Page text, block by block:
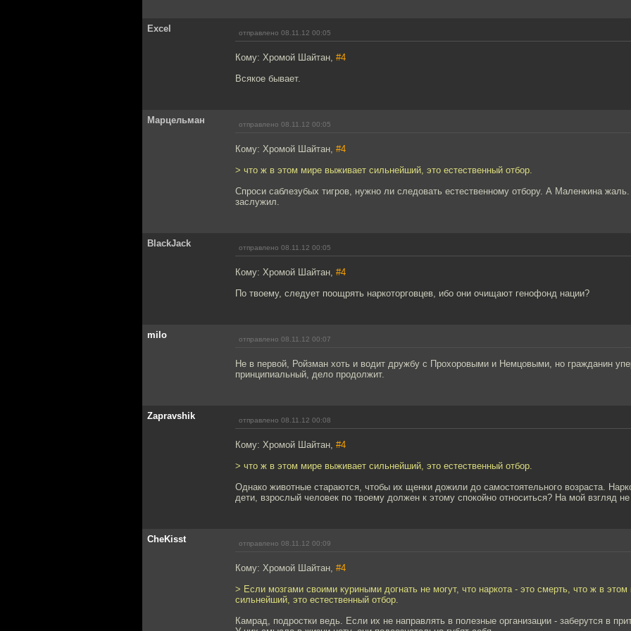
Excel отправлено 08.11.12 00:05
Кому: Хромой Шайтан, #4
Всякое бывает.
Марцельман отправлено 08.11.12 00:05
Кому: Хромой Шайтан, #4
> что ж в этом мире выживает сильнейший, это естественный отбор.
Спроси саблезубых тигров, нужно ли следовать естественному отбору. А Маленкина
заслужил.
BlackJack отправлено 08.11.12 00:05
Кому: Хромой Шайтан, #4
По твоему, следует поощрять наркоторговцев, ибо они очищают генофонд нации?
milo отправлено 08.11.12 00:07
Не в первой, Ройзман хоть и водит дружбу с Прохоровыми и Немцовыми, но гражданин
принципиальный, дело продолжит.
Zapravshik отправлено 08.11.12 00:08
Кому: Хромой Шайтан, #4
> что ж в этом мире выживает сильнейший, это естественный отбор.
Однако животные стараются, чтобы их щенки дожили до самостоятельного возраста.
дети, взрослый человек по твоему должен к этому спокойно относиться? На мой взгляд
CheKisst отправлено 08.11.12 00:09
Кому: Хромой Шайтан, #4
> Если мозгами своими куриными догнать не могут, что наркота - это смерть, что ж в
сильнейший, это естественный отбор.
Камрад, подростки ведь. Если их не направлять в полезные организации - заберутся в